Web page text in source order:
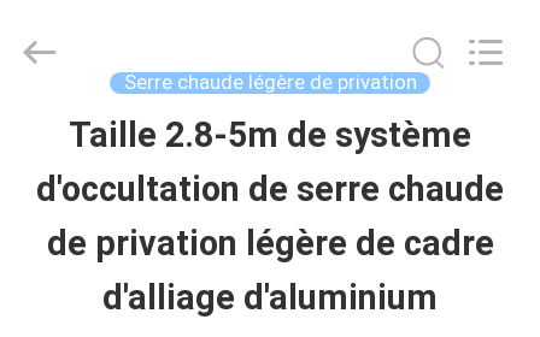
MAISON
PRODUITS
EXPOSITION
Metal
Serre chaude légère de privation
Taille 2.8-5m de système
d'occultation de serre chaude
de privation légère de cadre
d'alliage d'aluminium